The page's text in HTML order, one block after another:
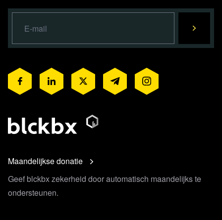
Maandelijkse donatie
Geef blckbx zekerheid door automatisch maandelijks te
ondersteunen.